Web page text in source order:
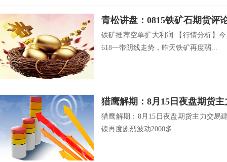
青松讲盘：0815铁矿石期货评
铁矿推荐空单扩大利润 【行情分析】
618一带阴线走势，昨天铁矿再度弱...
猎鹰解期：8月15日夜盘期货
猎鹰解期：8月15日夜盘期货主力交易
镍再度剧烈波动2000多...